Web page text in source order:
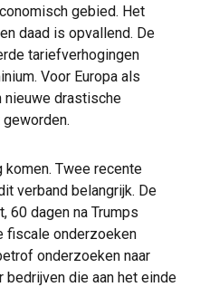
gebied. Het
daad is opvallend. De
tariefverhogingen
Voor Europa als
nieuwe drastische
komen. Twee recente
verband belangrijk. De
60 dagen na Trumps
fiscale onderzoeken
onderzoeken naar
die aan het einde